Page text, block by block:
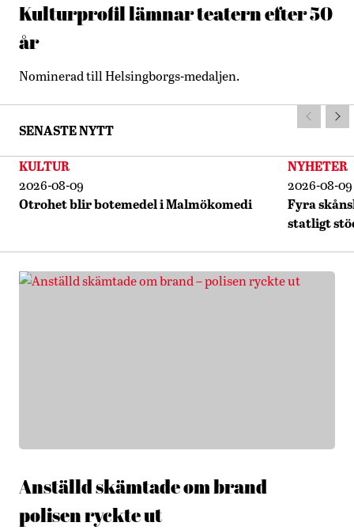
Kulturprofil lämnar teatern efter 50
år
Nominerad till Helsingborgs-medaljen.
SENASTE NYTT
KULTUR
2026-08-09
Otrohet blir botemedel i Malmökomedi
NYHETER
2026-08-09
Fyra
statligt
Anställd skämtade om brand –
polisen ryckte ut